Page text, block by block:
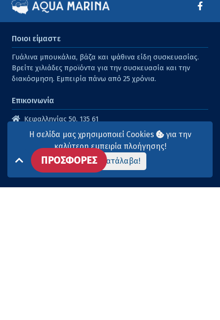
Ποιοι είμαστε
Γυάλινα μπουκάλια, βάζα και ψάθινα είδη συσκευασίας.
Βρείτε χιλιάδες προϊόντα για την συσκευασία και την
διακόσμηση. Εμπειρία πάνω από 25 χρόνια.
Επικοινωνία
Κεφαλληνίας 50, 135 61
Άγιοι Ανάργυροι
210 2614316
210 2615904
info@aqua-marina.gr
ΠΡΟΣΦΟΡΕΣ
Η σελίδα μας χρησιμοποιεί Cookies
για την
καλύτερη εμπειρία πλοήγησης!
Το κατάλαβα!